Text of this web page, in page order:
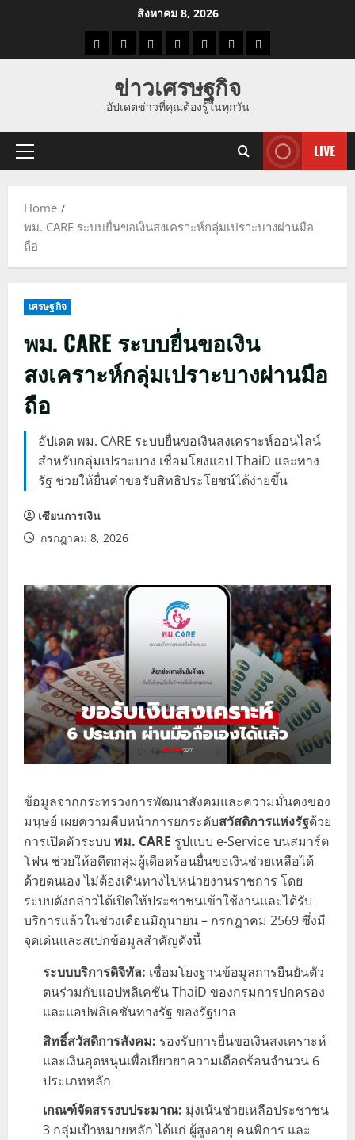
สิงหาคม 8, 2026
ราคาแนว
ราคา
ทอง
ข่าว
นี้
ข่าว
ดูด
ที่
ผู้ชาย
ข่าวเศรษฐกิจ
อัปเดตข่าวที่คุณต้องรู้ในทุกวัน
Primary
LIVE
Home
พม. CARE ระบบยื่นขอเงินสงเคราะห์กลุ่มเปราะบางผ่านมือ
ถือ
เศรษฐกิจ
พม. CARE ระบบยื่นขอเงิน
สงเคราะห์กลุ่มเปราะบางผ่านมือ
ถือ
อัปเดต พม. CARE ระบบยื่นขอเงินสงเคราะห์ออนไลน์
สำหรับกลุ่มเปราะบาง เชื่อมโยงแอป ThaiD และทาง
รัฐ ช่วยให้ยื่นคำขอรับสิทธิประโยชน์ได้ง่ายขึ้น
เซียนการเงิน
กรกฎาคม 8, 2026
ข้อมูลจากกระทรวงการพัฒนาสังคมและความมั่นคงของ
มนุษย์ เผยความคืบหน้าการยกระดับสวัสดิการแห่งรัฐด้วย
การเปิดตัวระบบ พม. CARE รูปแบบ e-Service บนสมาร์ต
โฟน ช่วยให้อดีตกลุ่มผู้เดือดร้อนยื่นขอเงินช่วยเหลือได้
ด้วยตนเอง ไม่ต้องเดินทางไปหน่วยงานราชการ โดย
ระบบดังกล่าวได้เปิดให้ประชาชนเข้าใช้งานและได้รับ
บริการแล้วในช่วงเดือนมิถุนายน – กรกฎาคม 2569 ซึ่งมี
จุดเด่นและสเปกข้อมูลสำคัญดังนี้
ระบบบริการดิจิทัล: เชื่อมโยงฐานข้อมูลการยืนยันตัว
ตนร่วมกับแอปพลิเคชัน ThaiD ของกรมการปกครอง
และแอปพลิเคชันทางรัฐ ของรัฐบาล
สิทธิ์สวัสดิการสังคม: รองรับการยื่นขอเงินสงเคราะห์
และเงินอุดหนุนเพื่อเยียวยาความเดือดร้อนจำนวน 6
ประเภทหลัก
เกณฑ์จัดสรรงบประมาณ: มุ่งเน้นช่วยเหลือประชาชน
3 กลุ่มเป้าหมายหลัก ได้แก่ ผู้สูงอายุ คนพิการ และ